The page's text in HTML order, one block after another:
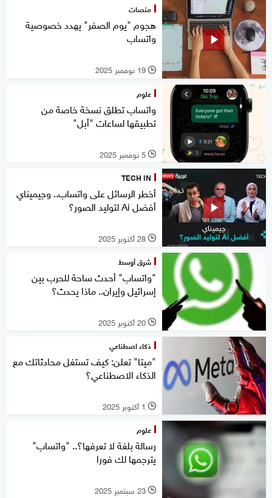
منصات
هجوم "يوم الصفر" يهدد خصوصية
واتساب
l 19 نوفمبر 2025
علوم
واتساب تطلق نسخة خاصة من
تطبيقها لساعات "أبل"
l 5 نوفمبر 2025
TECH IN
أخطر الرسائل على واتساب.. وجيميناي
أفضل Ai لتوليد الصور؟
l 28 أكتوبر 2025
شرق أوسط
"واتساب" أحدث ساحة للحرب بين
إسرائيل وإيران.. ماذا يحدث؟
l 20 أكتوبر 2025
ذكاء اصطناعي
"ميتا" تعلن: كيف تستغل محادثاتك مع
الذكاء الاصطناعي؟
l 1 أكتوبر 2025
علوم
رسالة بلغة لا تعرفها؟.. "واتساب"
يترجمها لك فورا
l 23 سبتمبر 2025